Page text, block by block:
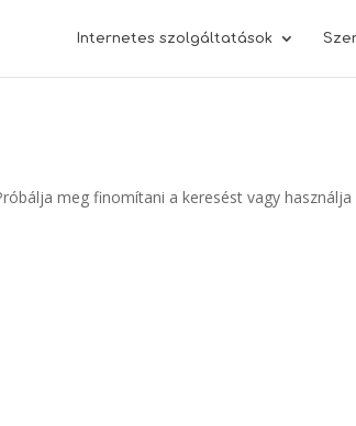
Internetes szolgáltatások
meg finomítani a keresést vagy